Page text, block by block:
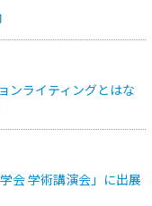
ライティングとはな
会 学術講演会」に出展